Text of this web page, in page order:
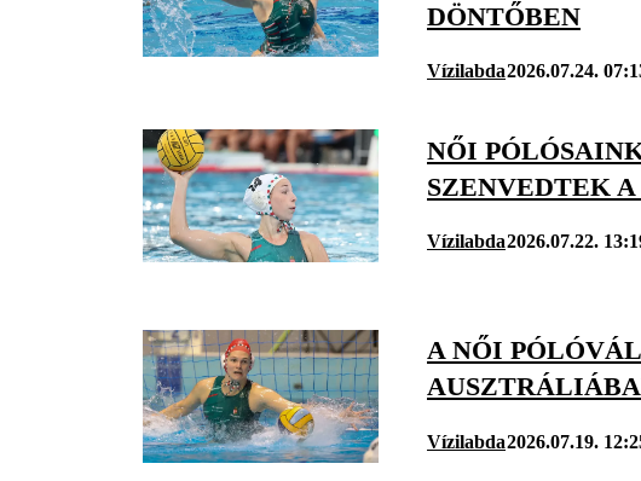
DÖNTŐBEN
Vízilabda2026.07.24.
NŐI
SZENVEDTEK
Vízilabda2026.07.22.
A NŐI
Vízilabda2026.07.19.